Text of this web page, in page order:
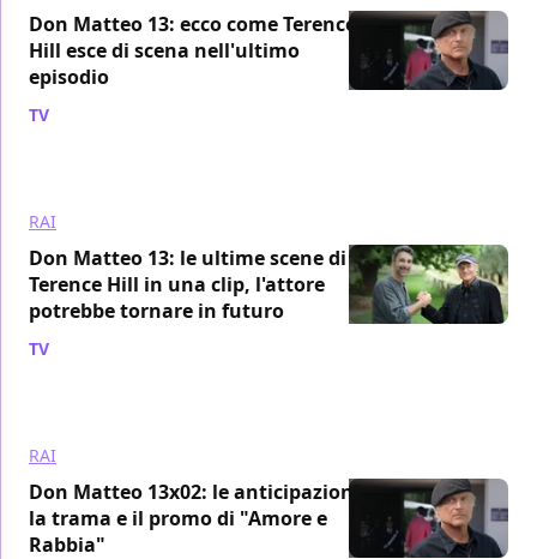
Don Matteo 13: ecco come Terence
Hill esce di scena nell'ultimo
episodio
TV
RAI
Don Matteo 13: le ultime scene di
Terence Hill in una clip, l'attore
potrebbe tornare in futuro
TV
RAI
Don Matteo 13x02: le anticipazioni,
la trama e il promo di "Amore e
Rabbia"